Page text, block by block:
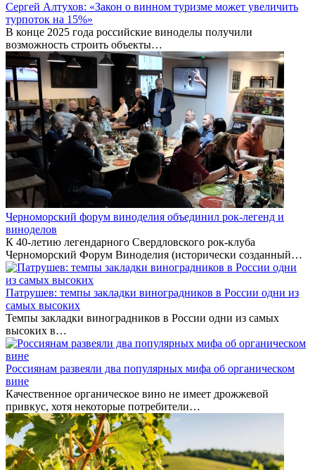
Сергей Алтухов: «Закон о винном туризме может увеличить
турпоток на 15%»
В конце 2025 года российские виноделы получили
возможность строить объекты…
Черноморский форум виноделия объединил рок-легенд и
виноделов
К 40-летию легендарного Свердловского рок-клуба
Черноморский Форум Виноделия (исторически созданный…
Патрушев: темпы закладки виноградников в России одни из
самых высоких
Темпы закладки виноградников в России одни из самых
высоких в…
Россиянам развеяли два популярных мифа об органическом
вине
Качественное органическое вино не имеет дрожжевой
привкус, хотя некоторые потребители…